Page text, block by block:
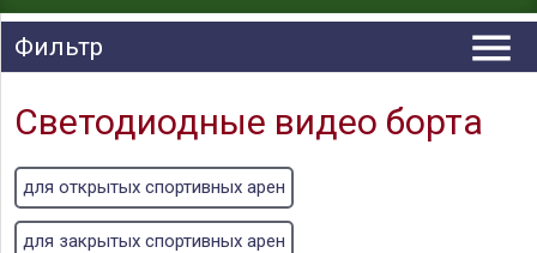
Фильтр 
Светодиодные видео борта
для открытых спортивных арен
для закрытых спортивных арен